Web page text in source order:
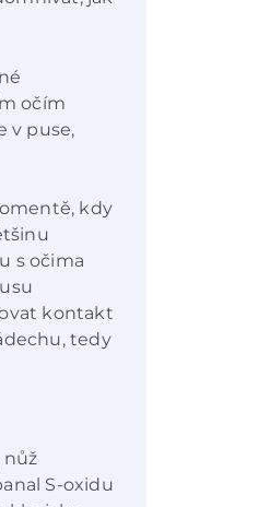
očím
v puse,
kdy
s očima
kontakt
tedy
nůž
S-oxidu